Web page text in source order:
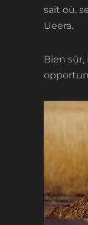
sait où,
Ueera.
Bien